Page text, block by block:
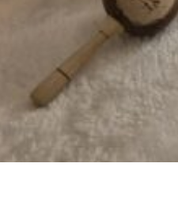
au cœur des voûtes apaisantes
le temps de ralentir et de vous
pour vous ressourcer et
de yoga doux, accessible à